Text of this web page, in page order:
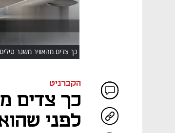
HD
כך צדים מהאוויר משגר
הקברניט
כך צדים
לפני